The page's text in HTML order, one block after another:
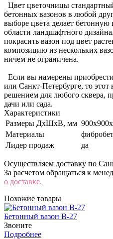
Цвет цветочницы
бетонных вазонов в любой
выборе цвета делает
области ландшафтного
покрасить вазон под цвет
композицию из нескольких
ничем не ограничена.
Если вы намерены
или Санкт-Петербурге, то этот
решением для любого сквера,
дачи или сада.
Характеристики
Размеры ДхШхВ, мм
Материалы
Лидер продаж
да
Осуществляем доставку по
За расчетом обращаться к
о доставке.
Похожие товары
Бетонный вазон В-27
Звоните
Подробнее